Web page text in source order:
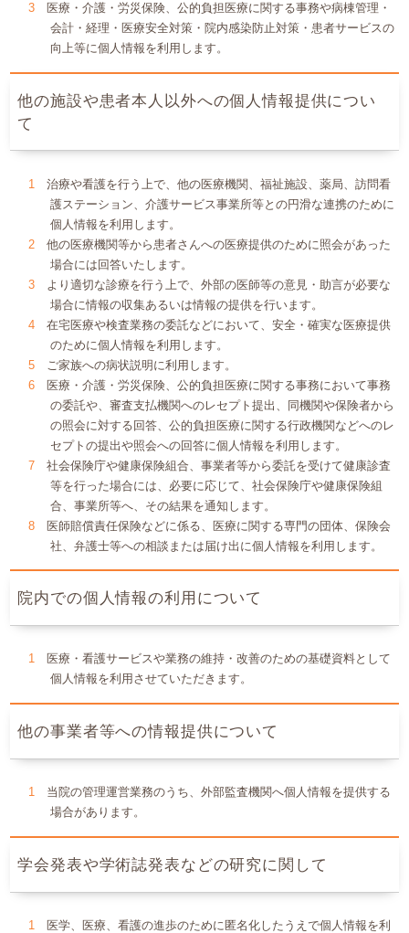
医療・介護・労災保険、公的負担医療に関する事務や病棟管理・
会計・経理・医療安全対策・院内感染防止対策・患者サービスの
向上等に個人情報を利用します。
他の施設や患者本人以外への個人情報提供につい
て
治療や看護を行う上で、他の医療機関、福祉施設、薬局、訪問看
護ステーション、介護サービス事業所等との円滑な連携のために
個人情報を利用します。
他の医療機関等から患者さんへの医療提供のために照会があった
場合には回答いたします。
より適切な診療を行う上で、外部の医師等の意見・助言が必要な
場合に情報の収集あるいは情報の提供を行います。
在宅医療や検査業務の委託などにおいて、安全・確実な医療提供
のために個人情報を利用します。
ご家族への病状説明に利用します。
医療・介護・労災保険、公的負担医療に関する事務において事務
の委託や、審査支払機関へのレセプト提出、同機関や保険者から
の照会に対する回答、公的負担医療に関する行政機関などへのレ
セプトの提出や照会への回答に個人情報を利用します。
社会保険庁や健康保険組合、事業者等から委託を受けて健康診査
等を行った場合には、必要に応じて、社会保険庁や健康保険組
合、事業所等へ、その結果を通知します。
医師賠償責任保険などに係る、医療に関する専門の団体、保険会
社、弁護士等への相談または届け出に個人情報を利用します。
院内での個人情報の利用について
医療・看護サービスや業務の維持・改善のための基礎資料として
個人情報を利用させていただきます。
他の事業者等への情報提供について
当院の管理運営業務のうち、外部監査機関へ個人情報を提供する
場合があります。
学会発表や学術誌発表などの研究に関して
医学、医療、看護の進歩のために匿名化したうえで個人情報を利